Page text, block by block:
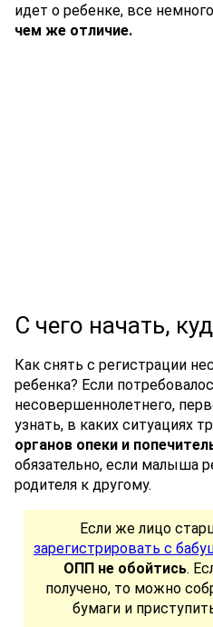
идет о ребенке, все
чем же отличие.
С чего начать,
Как снять с регистрации
ребенка? Если
несовершеннолетнего,
узнать, в каких ситуациях
органов опеки и
обязательно, если малыша
родителя к другому.
Если же лицо
зарегистрировать с
ОПП не обойтись.
получено, то можно
бумаги и